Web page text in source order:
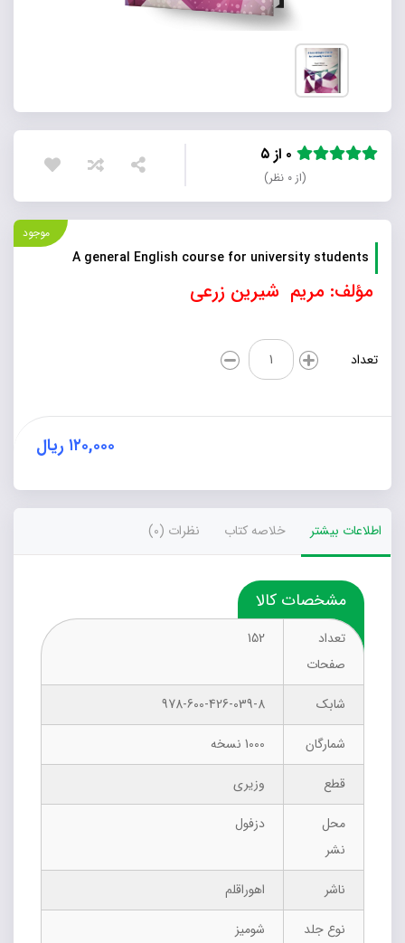
(از ۰ نظر)
موجود
A general English course for university students
مؤلف: مریم شیرین زرعی
تعداد
A
general
English
for
۱۲۰,۰۰۰ ریال
اطلاعات بیشتر خلاصه کتاب نظرات (0)
مشخصات کالا
تعداد
صفحات
152
شابک
978-600-426-039-8
شمارگان
1000 نسخه
قطع
وزیری
محل
نشر
دزفول
ناشر
اهوراقلم
نوع جلد
شومیز